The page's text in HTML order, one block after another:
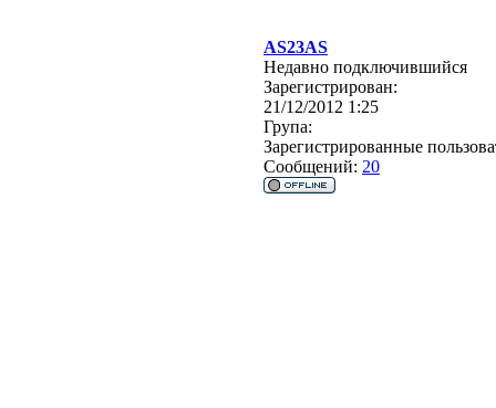
AS23AS
Недавно подключившийся
Зарегистрирован:
21/12/2012 1:25
Група:
Зарегистрированные
Сообщений: 20